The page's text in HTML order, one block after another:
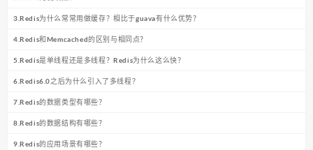
3.Redis为什么常常用做缓存？相比于guava有什么优势？
4.Redis和Memcached的区别与相同点？
5.Redis是单线程还是多线程？Redis为什么这么快？
6.Redis6.0之后为什么引入了多线程？
7.Redis的数据类型有哪些？
8.Redis的数据结构有哪些？
9.Redis的应用场景有哪些？